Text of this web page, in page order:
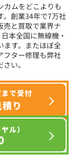
カムをどこよりも
。創業34年で7万社
売と買取で業界ナ
本全国に無線機・
ます。またほぼ全
フター修理も弊社
い。
で受付
り
ル）